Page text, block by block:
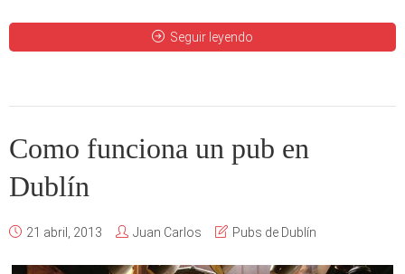
Seguir leyendo
Como funciona un pub en
Dublín
21 abril, 2013 Juan Carlos Pubs de Dublín